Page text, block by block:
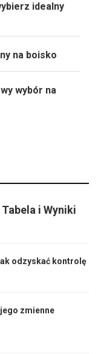
idealny
na boisko
wybór na
i Wyniki
odzyskać kontrolę
zmienne